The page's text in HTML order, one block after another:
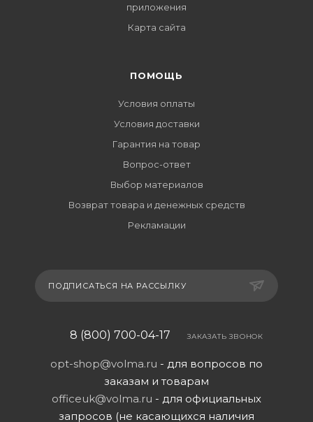
приложения
Карта сайта
ПОМОЩЬ
Условия оплаты
Условия доставки
Гарантия на товар
Вопрос-ответ
Выбор материалов
Возврат товара и денежных средств
Рекламации
ПОДПИСАТЬСЯ НА РАССЫЛКУ
8 (800) 700-04-17 ЗАКАЗАТЬ ЗВОНОК
opt-shop@volma.ru - для вопросов по
заказам и товарам
officeuk@volma.ru - для официальных
запросов (не касающихся наличия